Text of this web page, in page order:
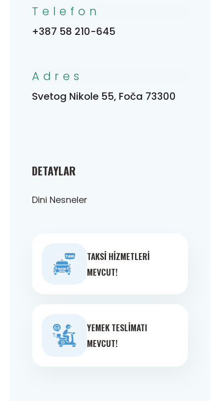
DETAYLAR
Dini Nesneler
TAKSI HIZMETLERI
MEVCUT!
YEMEK TESLIMATI
MEVCUT!
Telefon
+387 58 210-645
Adres
Svetog Nikole 55, Foča 73300